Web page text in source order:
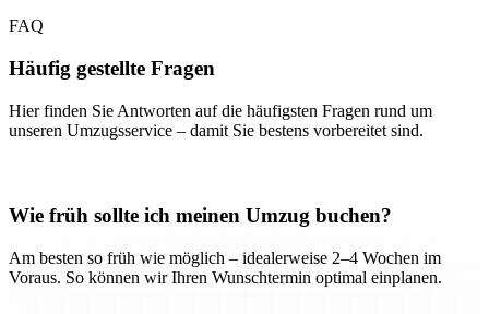
FAQ
Häufig gestellte Fragen
Hier finden Sie Antworten auf die häufigsten Fragen rund um
unseren Umzugsservice – damit Sie bestens vorbereitet sind.
Wie früh sollte ich meinen Umzug buchen?
Am besten so früh wie möglich – idealerweise 2–4 Wochen im
Voraus. So können wir Ihren Wunschtermin optimal einplanen.